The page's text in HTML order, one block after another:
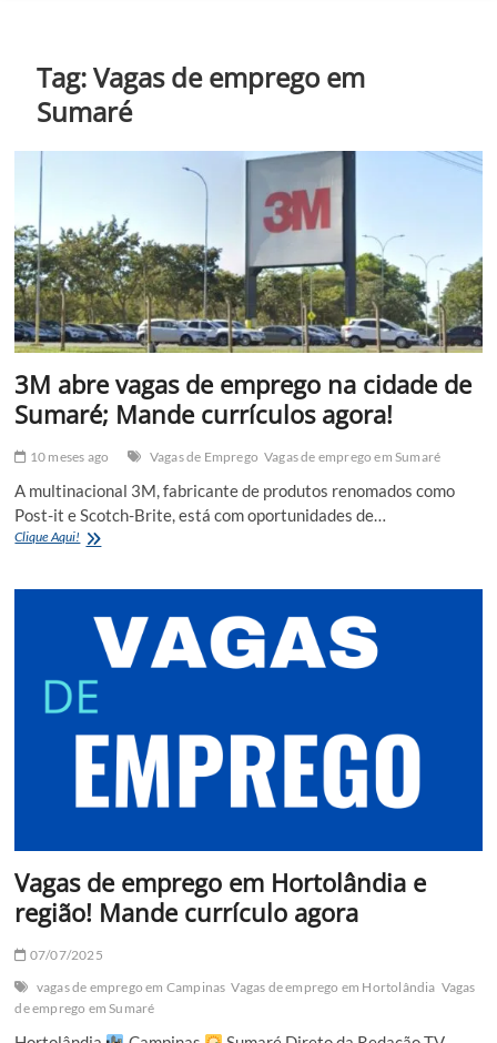
Tag:Vagas de emprego em
Sumaré
3M abre vagas de emprego na cidade de
Sumaré; Mande currículos agora!
10 meses ago Vagas de Emprego Vagas de emprego em Sumaré
A multinacional 3M, fabricante de produtos renomados como
Post-it e Scotch-Brite, está com oportunidades de…
Clique Aqui! 3M
de
emprego
cidade
Sumaré;
Mande
currículos
Vagas de emprego em Hortolândia e
região! Mande currículo agora
07/07/2025
vagas de emprego em Campinas Vagas de emprego em Hortolândia Vagas
de emprego em Sumaré